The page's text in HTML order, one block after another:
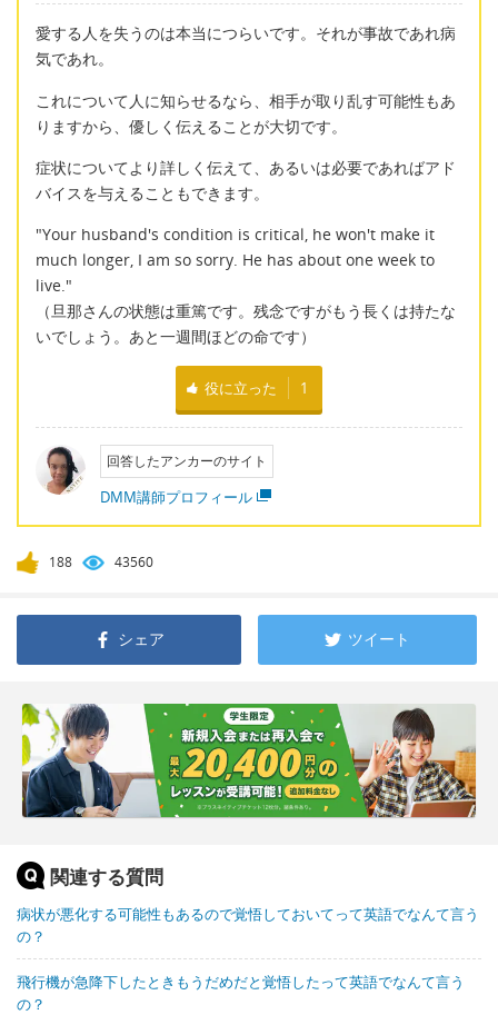
愛する人を失うのは本当につらいです。それが事故であれ病
気であれ。
これについて人に知らせるなら、相手が取り乱す可能性もあ
りますから、優しく伝えることが大切です。
症状についてより詳しく伝えて、あるいは必要であればアド
バイスを与えることもできます。
"Your husband's condition is critical, he won't make it
much longer, I am so sorry. He has about one week to
live."
（旦那さんの状態は重篤です。残念ですがもう長くは持たな
いでしょう。あと一週間ほどの命です）
役に立った 1
回答したアンカーのサイト
DMM講師プロフィール
188 43560
シェア ツイート
関連する質問
病状が悪化する可能性もあるので覚悟しておいてって英語でなんて言う
の？
飛行機が急降下したときもうだめだと覚悟したって英語でなんて言う
の？